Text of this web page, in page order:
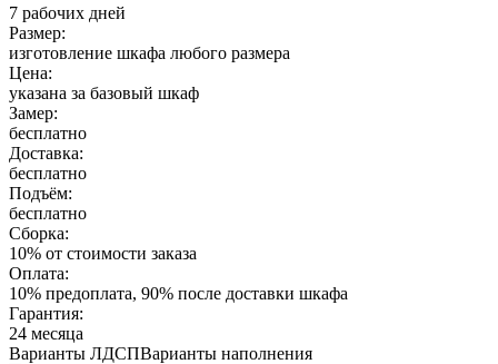
7 рабочих дней
Размер:
изготовление шкафа любого размера
Цена:
указана за базовый шкаф
Замер:
бесплатно
Доставка:
бесплатно
Подъём:
бесплатно
Сборка:
10% от стоимости заказа
Оплата:
10% предоплата, 90% после доставки шкафа
Гарантия:
24 месяца
Варианты ЛДСПВарианты наполнения